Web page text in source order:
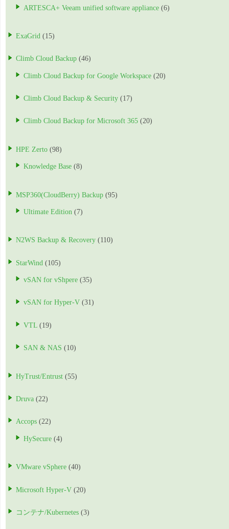
ARTESCA+ Veeam unified software appliance (6)
ExaGrid (15)
Climb Cloud Backup (46)
Climb Cloud Backup for Google Workspace (20)
Climb Cloud Backup & Security (17)
Climb Cloud Backup for Microsoft 365 (20)
HPE Zerto (98)
Knowledge Base (8)
MSP360(CloudBerry) Backup (95)
Ultimate Edition (7)
N2WS Backup & Recovery (110)
StarWind (105)
vSAN for vShpere (35)
vSAN for Hyper-V (31)
VTL (19)
SAN & NAS (10)
HyTrust/Entrust (55)
Druva (22)
Accops (22)
HySecure (4)
VMware vSphere (40)
Microsoft Hyper-V (20)
コンテナ/Kubernetes (3)